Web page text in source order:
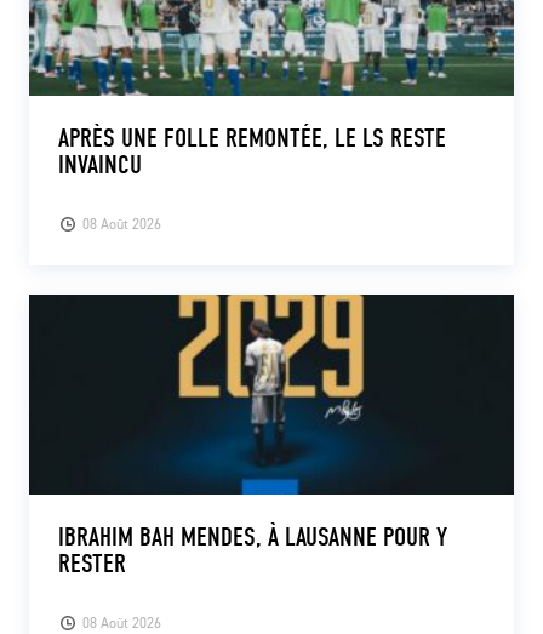
08 Août 2026
APRÈS UNE FOLLE REMONTÉE, LE LS RESTE
INVAINCU
08 Août 2026
IBRAHIM BAH MENDES, À LAUSANNE POUR Y
RESTER